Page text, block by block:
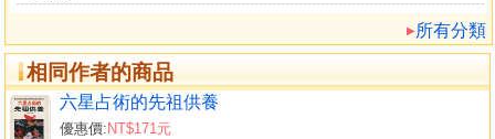
所有分類
相同作者的商品
六星占術的先祖供養
優惠價: NT$171元